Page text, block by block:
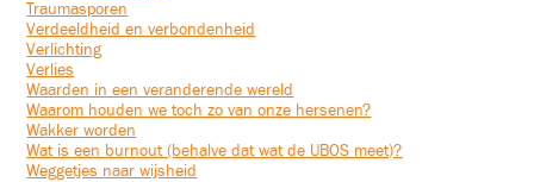
Traumasporen
Verdeeldheid en verbondenheid
Verlichting
Verlies
Waarden in een veranderende wereld
Waarom houden we toch zo van onze hersenen?
Wakker worden
Wat is een burnout (behalve dat wat de UBOS meet)?
Weggetjes naar wijsheid